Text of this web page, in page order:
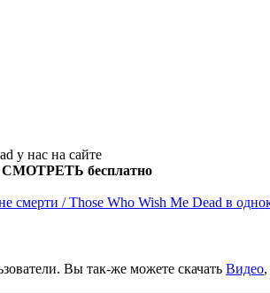
у нас на сайте
СМОТРЕТЬ бесплатно
Вы так-же можете скачать Видео,